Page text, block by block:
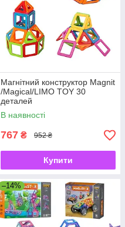
Магнітний конструктор Magnit
/Magical/LIMO TOY 30
деталей
В наявності
767 ₴ 952 ₴
Купити
–14%